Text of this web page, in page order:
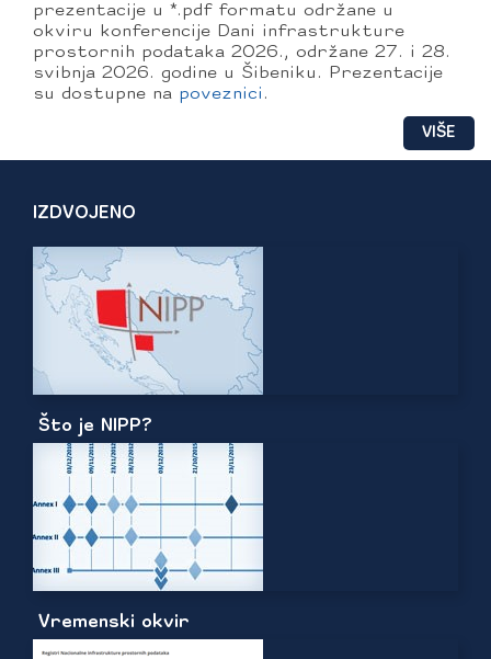
prezentacije u *.pdf formatu održane u
okviru konferencije Dani infrastrukture
prostornih podataka 2026., održane 27. i 28.
svibnja 2026. godine u Šibeniku.
Prezentacije
su dostupne na poveznici .
VIŠE
IZDVOJENO
Što je NIPP?
Vremenski okvir